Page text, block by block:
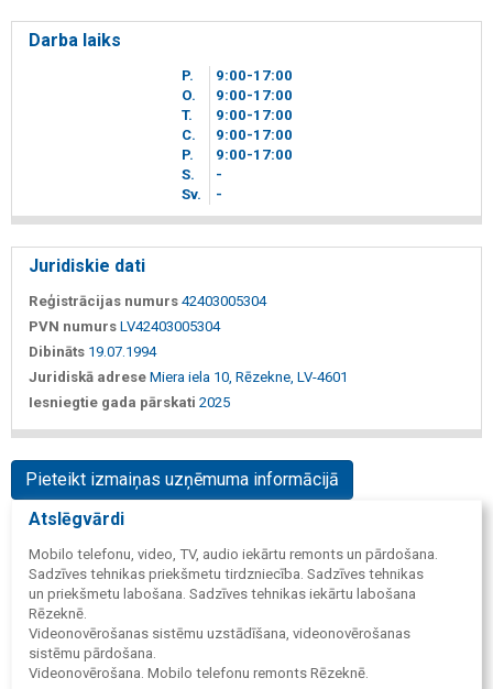
Darba laiks
P. 9 00-17 00
O.
9 00-17 00
T.
9 00-17 00
C.
9 00-17 00
P.
9 00-17 00
S.
-
Sv.
-
Juridiskie dati
Reģistrācijas numurs 42403005304
PVN numurs LV42403005304
Dibināts 19.07.1994
Juridiskā adrese Miera iela 10, Rēzekne, LV-4601
Iesniegtie gada pārskati 2025
Pieteikt izmaiņas uzņēmuma informācijā
Atslēgvārdi
Mobilo telefonu, video, TV, audio iekārtu remonts un pārdošana.
Sadzīves tehnikas priekšmetu tirdzniecība. Sadzīves tehnikas
un priekšmetu labošana. Sadzīves tehnikas iekārtu labošana
Rēzeknē.
Videonovērošanas sistēmu uzstādīšana, videonovērošanas
sistēmu pārdošana.
Videonovērošana. Mobilo telefonu remonts Rēzeknē.